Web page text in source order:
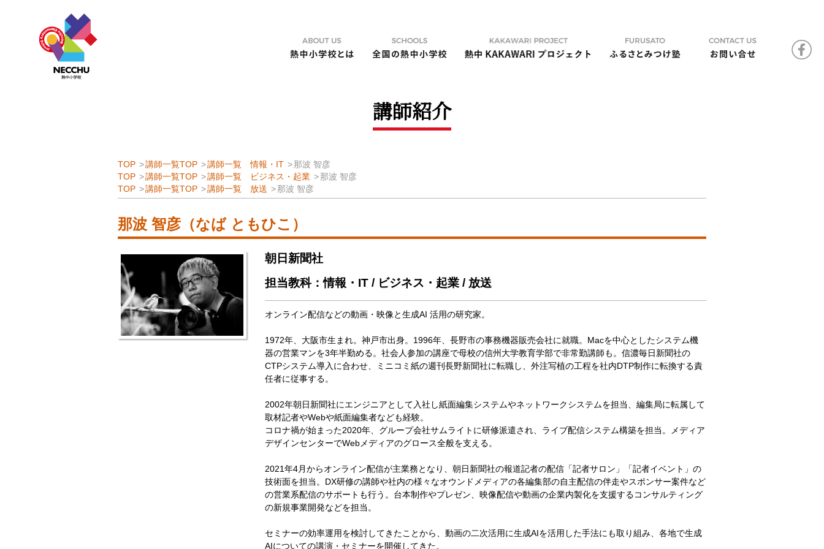
講師紹介
TOP 講師一覧TOP 講師一覧 情報・IT
那波 智彦
TOP
講師一覧TOP 講師一覧 ビジネス・起業
那波 智彦
TOP
講師一覧TOP 講師一覧 放送 那波 智彦
那波 智彦（なば ともひこ）
朝日新聞社
担当教科：情報・IT / ビジネス・起業 / 放送
オンライン配信などの動画・映像と生成AI 活用の研究家。
1972年、大阪市生まれ。神戸市出身。1996年、長野市の事務機器販売会社に就職。Macを中心としたシステム機
器の営業マンを3年半勤める。社会人参加の講座で母校の信州大学教育学部で非常勤講師も。信濃毎日新聞社の
CTPシステム導入に合わせ、ミニコミ紙の週刊長野新聞社に転職し、外注写植の工程を社内DTP制作に転換する責
任者に従事する。
2002年朝日新聞社にエンジニアとして入社し紙面編集システムやネットワークシステムを担当、編集局に転属して
取材記者やWebや紙面編集者なども経験。
コロナ禍が始まった2020年、グループ会社サムライトに研修派遣され、ライブ配信システム構築を担当。メディア
デザインセンターでWebメディアのグロース全般を支える。
2021年4月からオンライン配信が主業務となり、朝日新聞社の報道記者の配信「記者サロン」「記者イベント」の
技術面を担当。DX研修の講師や社内の様々なオウンドメディアの各編集部の自主配信の伴走やスポンサー案件など
の営業系配信のサポートも行う。台本制作やプレゼン、映像配信や動画の企業内製化を支援するコンサルティング
の新規事業開発などを担当。
セミナーの効率運用を検討してきたことから、動画の二次活用に生成AIを活用した手法にも取り組み、各地で生成
AIについての講演・セミナーを開催してきた。